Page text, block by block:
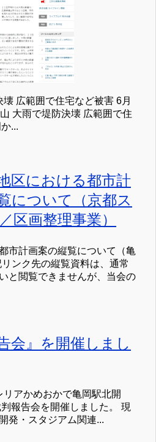
広範囲で住宅など被害 6月
大雨で堤防決壊 広範囲で住
...
区における都市計
について（京都ス
区画整理事業）
市計画案の縦覧について（亀
ンク先の縦覧資料は、通常
と閲覧できませんが、当会の
会』を開催しまし
アかめおかで亀岡駅北開
報告会を開催しました。 現
発・スタジアム関連...